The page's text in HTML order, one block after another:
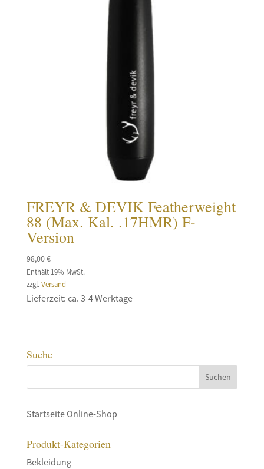
FREYR & DEVIK Featherweight
88 (Max. Kal. .17HMR) F-
Version
98,00€
Enthält 19% MwSt.
zzgl. Versand
Lieferzeit: ca. 3-4 Werktage
Suche
Startseite Online-Shop
Produkt-Kategorien
Bekleidung